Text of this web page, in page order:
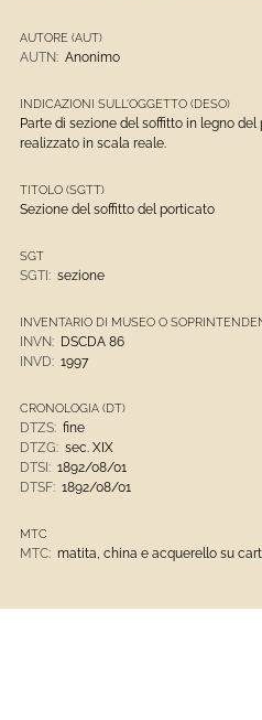
AUTORE (AUT)
AUTN: Anonimo
INDICAZIONI SULL'OGGETTO (DESO)
Parte di sezione del soffitto in legno
realizzato in scala reale.
TITOLO (SGTT)
Sezione del soffitto del porticato
SGT
SGTI: sezione
INVENTARIO DI MUSEO O
INVN: DSCDA 86
INVD: 1997
CRONOLOGIA (DT)
DTZS: fine
DTZG: sec. XIX
DTSI: 1892/08/01
DTSF: 1892/08/01
MTC
MTC: matita, china e acquerello su